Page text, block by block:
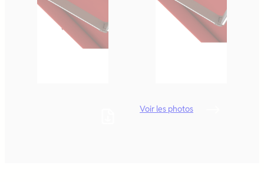
Voir les photos